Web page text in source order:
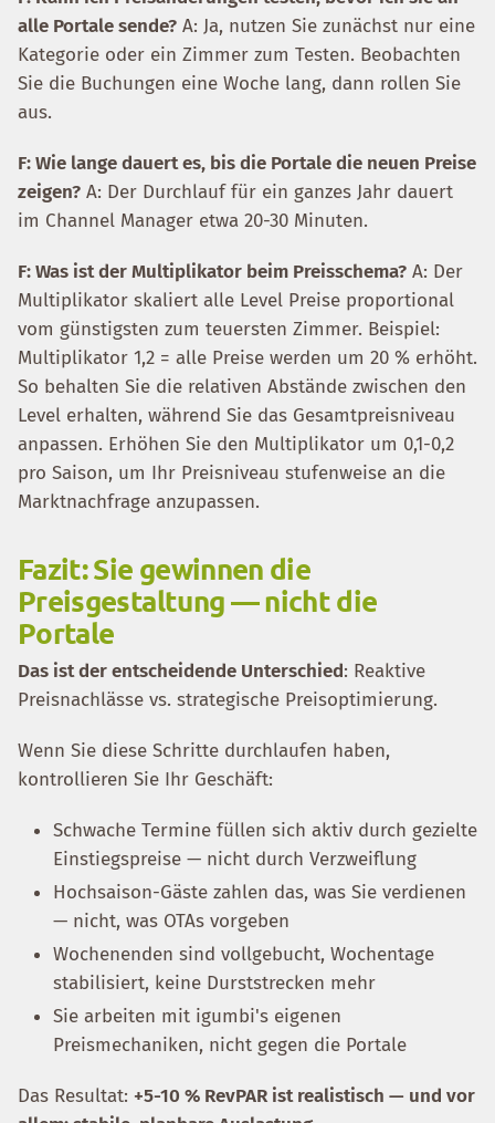
alle Portale sende? A: Ja, nutzen Sie zunächst nur eine
Kategorie oder ein Zimmer zum Testen. Beobachten
Sie die Buchungen eine Woche lang, dann rollen Sie
aus.
F: Wie lange dauert es, bis die Portale die neuen Preise
zeigen? A: Der Durchlauf für ein ganzes Jahr dauert
im Channel Manager etwa 20-30 Minuten.
F: Was ist der Multiplikator beim Preisschema? A: Der
Multiplikator skaliert alle Level Preise proportional
vom günstigsten zum teuersten Zimmer. Beispiel:
Multiplikator 1,2 = alle Preise werden um 20 % erhöht.
So behalten Sie die relativen Abstände zwischen den
Level erhalten, während Sie das Gesamtpreisniveau
anpassen. Erhöhen Sie den Multiplikator um 0,1-0,2
pro Saison, um Ihr Preisniveau stufenweise an die
Marktnachfrage anzupassen.
Fazit: Sie gewinnen die
Preisgestaltung — nicht die
Portale
Das ist der entscheidende Unterschied: Reaktive
Preisnachlässe vs. strategische Preisoptimierung.
Wenn Sie diese Schritte durchlaufen haben,
kontrollieren Sie Ihr Geschäft:
Schwache Termine füllen sich aktiv durch gezielte
Einstiegspreise — nicht durch Verzweiflung
Hochsaison-Gäste zahlen das, was Sie verdienen
— nicht, was OTAs vorgeben
Wochenenden sind vollgebucht, Wochentage
stabilisiert, keine Durststrecken mehr
Sie arbeiten mit igumbi's eigenen
Preismechaniken, nicht gegen die Portale
Das Resultat: +5-10 % RevPAR ist realistisch — und vor